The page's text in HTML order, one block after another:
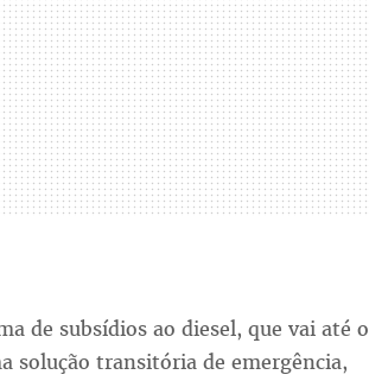
de subsídios ao diesel, que vai até o
solução transitória de emergência,